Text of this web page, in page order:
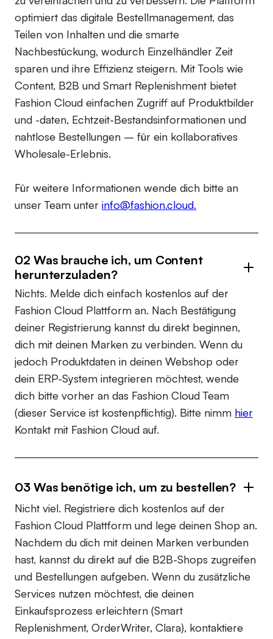
optimiert das digitale Bestellmanagement, das
Teilen von Inhalten und die smarte
Nachbestückung, wodurch Einzelhändler Zeit
sparen und ihre Effizienz steigern. Mit Tools wie
Content, B2B und Smart Replenishment bietet
Fashion Cloud einfachen Zugriff auf Produktbilder
und -daten, Echtzeit-Bestandsinformationen und
nahtlose Bestellungen – für ein kollaboratives
Wholesale-Erlebnis.
Für weitere Informationen wende dich bitte an
unser Team unter info@fashion.cloud.
02 Was brauche ich, um Content
herunterzuladen?
Nichts. Melde dich einfach kostenlos auf der
Fashion Cloud Plattform an. Nach Bestätigung
deiner Registrierung kannst du direkt beginnen,
dich mit deinen Marken zu verbinden. Wenn du
jedoch Produktdaten in deinen Webshop oder
dein ERP-System integrieren möchtest, wende
dich bitte vorher an das Fashion Cloud Team
(dieser Service ist kostenpflichtig). Bitte nimm hier
Kontakt mit Fashion Cloud auf.
03 Was benötige ich, um zu bestellen?
Nicht viel. Registriere dich kostenlos auf der
Fashion Cloud Plattform und lege deinen Shop an.
Nachdem du dich mit deinen Marken verbunden
hast, kannst du direkt auf die B2B-Shops zugreifen
und Bestellungen aufgeben. Wenn du zusätzliche
Services nutzen möchtest, die deinen
Einkaufsprozess erleichtern (Smart
Replenishment, OrderWriter, Clara), kontaktiere